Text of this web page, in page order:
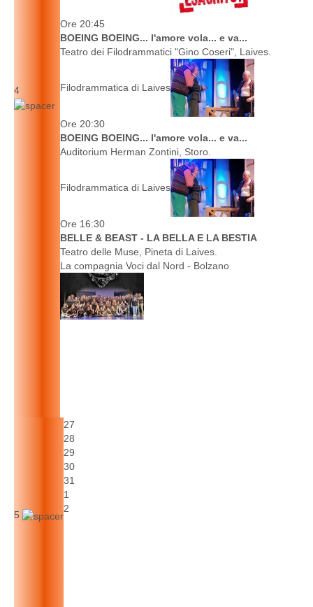
4
Ore 20:45
BOEING BOEING... l'amore vola... e va...
Teatro dei Filodrammatici "Gino Coseri", Laives.
Filodrammatica di Laives
Ore 20:30
BOEING BOEING... l'amore vola... e va...
Auditorium Herman Zontini, Storo.
Filodrammatica di Laives
Ore 16:30
BELLE & BEAST - LA BELLA E LA BESTIA
Teatro delle Muse, Pineta di Laives.
La compagnia Voci dal Nord - Bolzano
5
27
28
29
30
31
1
2